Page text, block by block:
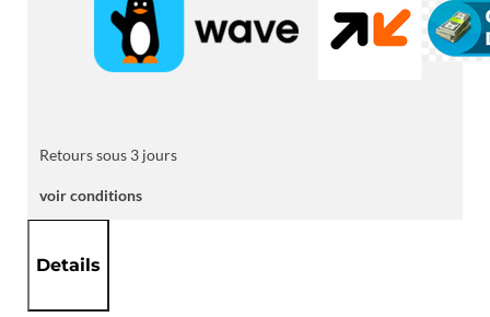
Retours sous 3 jours
voir conditions
Details